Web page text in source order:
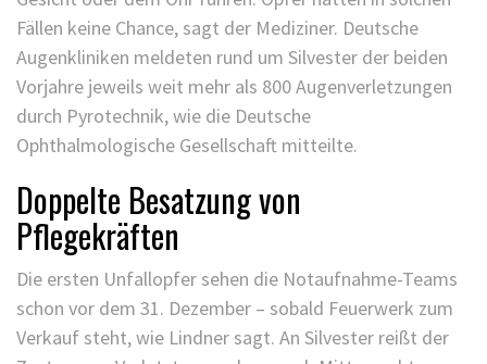
Fällen keine Chance, sagt der Mediziner. Deutsche
Augenkliniken meldeten rund um Silvester der beiden
Vorjahre jeweils weit mehr als 800 Augenverletzungen
durch Pyrotechnik, wie die Deutsche
Ophthalmologische Gesellschaft mitteilte.
Doppelte Besatzung von
Pflegekräften
Die ersten Unfallopfer sehen die Notaufnahme-Teams
schon vor dem 31. Dezember – sobald Feuerwerk zum
Verkauf steht, wie Lindner sagt. An Silvester reißt der